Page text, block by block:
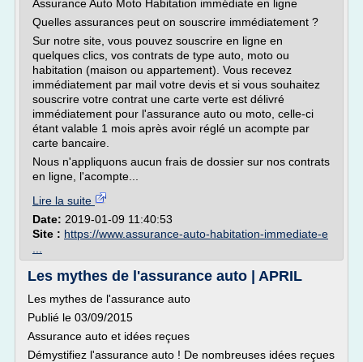
Assurance Auto Moto Habitation immédiate en ligne
Quelles assurances peut on souscrire immédiatement ?
Sur notre site, vous pouvez souscrire en ligne en
quelques clics, vos contrats de type auto, moto ou
habitation (maison ou appartement). Vous recevez
immédiatement par mail votre devis et si vous souhaitez
souscrire votre contrat une carte verte est délivré
immédiatement pour l'assurance auto ou moto, celle-ci
étant valable 1 mois après avoir réglé un acompte par
carte bancaire.
Nous n'appliquons aucun frais de dossier sur nos contrats
en ligne, l'acompte...
Lire la suite
Date: 2019-01-09 11:40:53
Site : https://www.assurance-auto-habitation-immediate-e
Les mythes de l'assurance auto | APRIL
Les mythes de l'assurance auto
Publié le 03/09/2015
Assurance auto et idées reçues
Démystifiez l'assurance auto ! De nombreuses idées reçues